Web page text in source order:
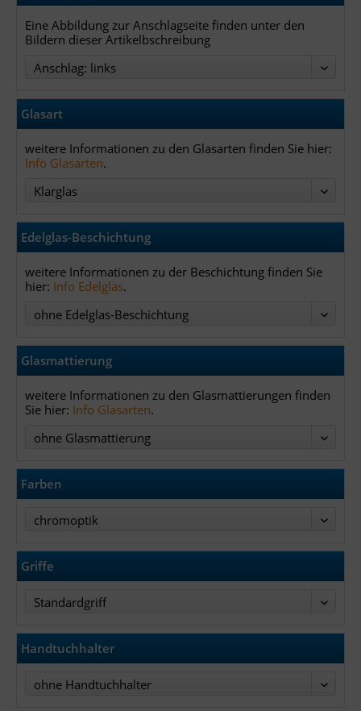
Eine Abbildung zur Anschlagseite finden unter den
Bildern dieser Artikelbschreibung
Glasart
weitere Informationen zu den Glasarten finden Sie hier:
Info Glasarten.
Edelglas-Beschichtung
weitere Informationen zu der Beschichtung finden Sie
hier: Info Edelglas.
Glasmattierung
weitere Informationen zu den Glasmattierungen finden
Sie hier: Info Glasarten.
Farben
Griffe
Handtuchhalter